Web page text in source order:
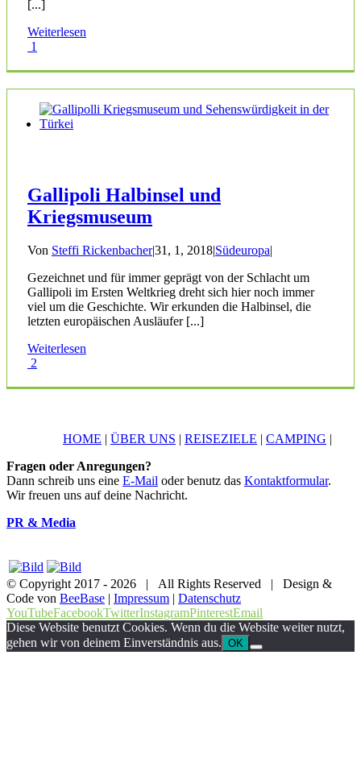
[...]
Weiterlesen
1
Gallipoli Halbinsel und
Kriegsmuseum
Von Steffi Rickenbacher|31, 1, 2018|Südeuropa|
Gezeichnet und für immer geprägt von der Schlacht um
Gallipoli im Ersten Weltkrieg dreht sich hier noch immer
viel um die Geschichte. Wir erkunden die Halbinsel, die
letzten europäischen Ausläufer [...]
Weiterlesen
2
HOME | ÜBER UNS | REISEZIELE | CAMPING |
Fragen oder Anregungen?
Dann schreib uns eine E-Mail oder benutz das Kontaktformular.
Wir freuen uns auf deine Nachricht.
PR & Media
© Copyright 2017 - 2026 | All Rights Reserved | Design &
Code von BeeBase | Impressum | Datenschutz
YouTubeFacebookTwitterInstagramPinterestEmail
Diese Website benutzt Cookies. Wenn du die Website weiter nutzt,
gehen wir von deinem Einverständnis aus. OK